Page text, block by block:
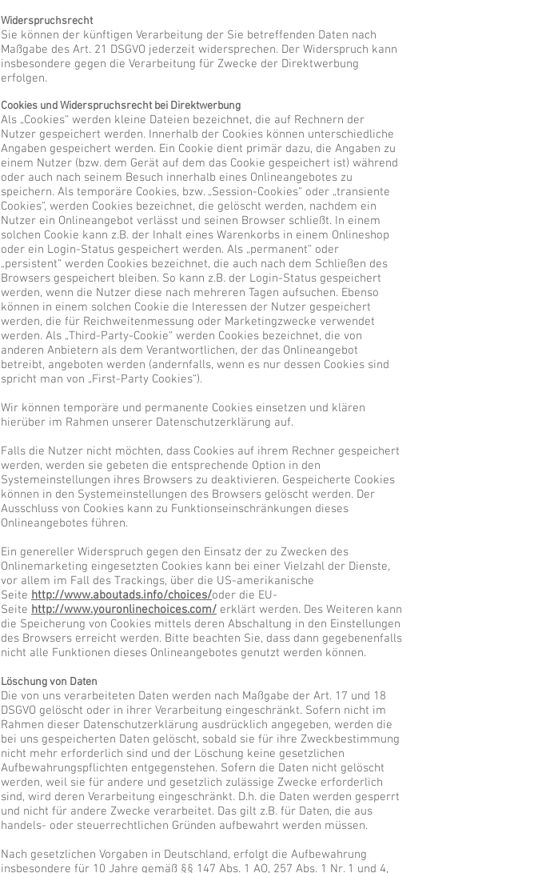
Widerspruchsrecht
Sie können der künftigen Verarbeitung der Sie betreffenden Daten nach
Maßgabe des Art. 21 DSGVO jederzeit widersprechen. Der Widerspruch kann
insbesondere gegen die Verarbeitung für Zwecke der Direktwerbung
erfolgen.
Cookies und Widerspruchsrecht bei Direktwerbung
Als „Cookies“ werden kleine Dateien bezeichnet, die auf Rechnern der
Nutzer gespeichert werden. Innerhalb der Cookies können unterschiedliche
Angaben gespeichert werden. Ein Cookie dient primär dazu, die Angaben zu
einem Nutzer (bzw. dem Gerät auf dem das Cookie gespeichert ist) während
oder auch nach seinem Besuch innerhalb eines Onlineangebotes zu
speichern. Als temporäre Cookies, bzw. „Session-Cookies“ oder „transiente
Cookies“, werden Cookies bezeichnet, die gelöscht werden, nachdem ein
Nutzer ein Onlineangebot verlässt und seinen Browser schließt. In einem
solchen Cookie kann z.B. der Inhalt eines Warenkorbs in einem Onlineshop
oder ein Login-Status gespeichert werden. Als „permanent“ oder
„persistent“ werden Cookies bezeichnet, die auch nach dem Schließen des
Browsers gespeichert bleiben. So kann z.B. der Login-Status gespeichert
werden, wenn die Nutzer diese nach mehreren Tagen aufsuchen. Ebenso
können in einem solchen Cookie die Interessen der Nutzer gespeichert
werden, die für Reichweitenmessung oder Marketingzwecke verwendet
werden. Als „Third-Party-Cookie“ werden Cookies bezeichnet, die von
anderen Anbietern als dem Verantwortlichen, der das Onlineangebot
betreibt, angeboten werden (andernfalls, wenn es nur dessen Cookies sind
spricht man von „First-Party Cookies“).
Wir können temporäre und permanente Cookies einsetzen und klären
hierüber im Rahmen unserer Datenschutzerklärung auf.
Falls die Nutzer nicht möchten, dass Cookies auf ihrem Rechner gespeichert
werden, werden sie gebeten die entsprechende Option in den
Systemeinstellungen ihres Browsers zu deaktivieren. Gespeicherte Cookies
können in den Systemeinstellungen des Browsers gelöscht werden. Der
Ausschluss von Cookies kann zu Funktionseinschränkungen dieses
Onlineangebotes führen.
Ein genereller Widerspruch gegen den Einsatz der zu Zwecken des
Onlinemarketing eingesetzten Cookies kann bei einer Vielzahl der Dienste,
vor allem im Fall des Trackings, über die US-amerikanische
Seite http://www.aboutads.info/choices/oder die EU-
Seite http://www.youronlinechoices.com/ erklärt werden. Des Weiteren kann
die Speicherung von Cookies mittels deren Abschaltung in den Einstellungen
des Browsers erreicht werden. Bitte beachten Sie, dass dann gegebenenfalls
nicht alle Funktionen dieses Onlineangebotes genutzt werden können.
Löschung von Daten
Die von uns verarbeiteten Daten werden nach Maßgabe der Art. 17 und 18
DSGVO gelöscht oder in ihrer Verarbeitung eingeschränkt. Sofern nicht im
Rahmen dieser Datenschutzerklärung ausdrücklich angegeben, werden die
bei uns gespeicherten Daten gelöscht, sobald sie für ihre Zweckbestimmung
nicht mehr erforderlich sind und der Löschung keine gesetzlichen
Aufbewahrungspflichten entgegenstehen. Sofern die Daten nicht gelöscht
werden, weil sie für andere und gesetzlich zulässige Zwecke erforderlich
sind, wird deren Verarbeitung eingeschränkt. D.h. die Daten werden gesperrt
und nicht für andere Zwecke verarbeitet. Das gilt z.B. für Daten, die aus
handels- oder steuerrechtlichen Gründen aufbewahrt werden müssen.
Nach gesetzlichen Vorgaben in Deutschland, erfolgt die Aufbewahrung
insbesondere für 10 Jahre gemäß §§ 147 Abs. 1 AO, 257 Abs. 1 Nr. 1 und 4,